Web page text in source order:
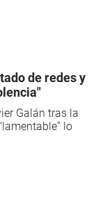
de redes y
Galán tras la
lo